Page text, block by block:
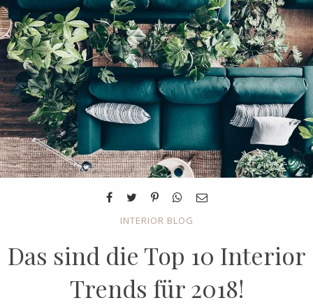
INTERIOR BLOG
Das sind die Top 10 Interior
Trends für 2018!